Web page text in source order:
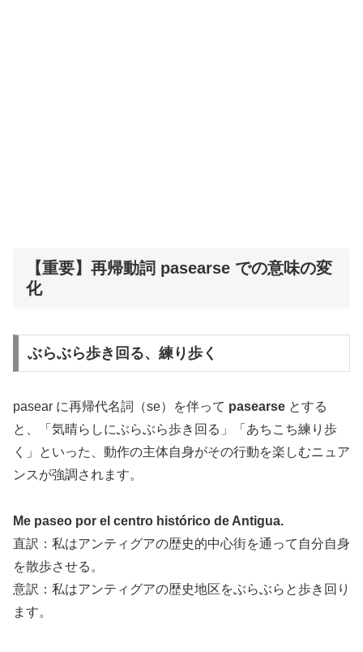
【重要】再帰動詞 pasearse での意味の変
化
ぶらぶら歩き回る、練り歩く
pasear に再帰代名詞（se）を伴って pasearse とする
と、「気晴らしにぶらぶら歩き回る」「あちこち練り歩
く」といった、動作の主体自身がその行動を楽しむニュア
ンスが強調されます。
Me paseo por el centro histórico de Antigua.
直訳：私はアンティグアの歴史的中心街を通って自分自身
を散歩させる。
意訳：私はアンティグアの歴史地区をぶらぶらと歩き回り
ます。